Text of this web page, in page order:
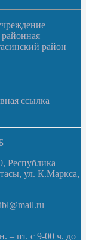
район
ссылка
Республика
ул. К.Маркса,
– пт. с 9-00 ч. до